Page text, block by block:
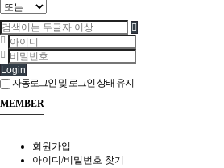
Login
자동로그인 및 로그인 상태 유지
MEMBER
회원가입
아이디/비밀번호 찾기